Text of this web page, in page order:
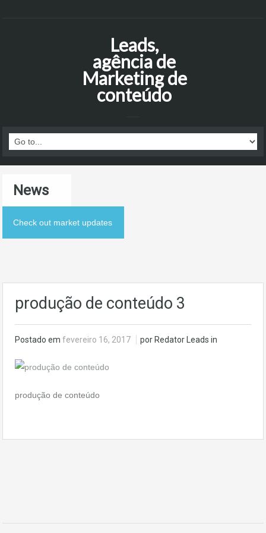
Leads,
agência de
Marketing de
conteúdo
News
Check out market updates
produção de conteúdo 3
Postado em fevereiro 16, 2017 por Redator Leads in
produção de conteúdo